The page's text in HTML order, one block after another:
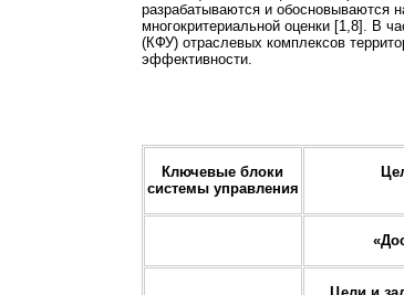
разрабатываются и обосновываются
многокритериальной оценки [1,8]. В
(КФУ) отраслевых комплексов
эффективности.
Ключевые блоки
системы управления